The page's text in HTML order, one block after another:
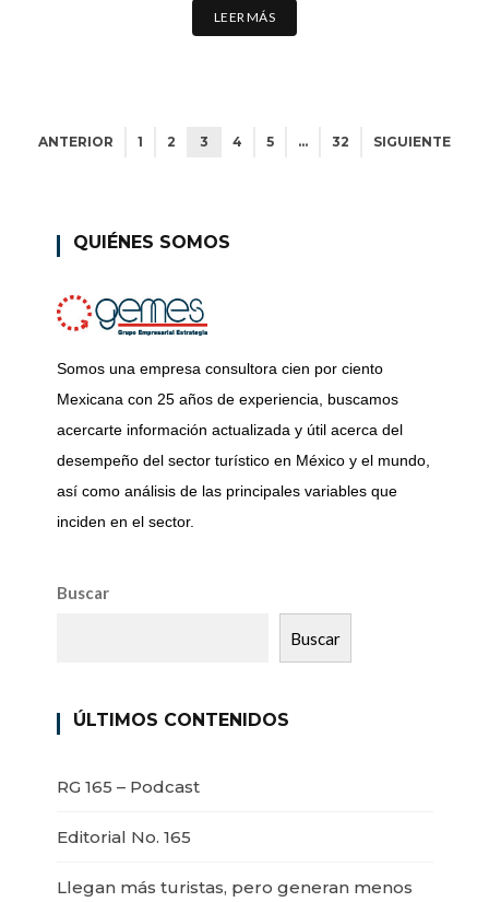
LEER MÁS
ANTERIOR 1 2 3 4 5 … 32 SIGUIENTE
QUIÉNES SOMOS
Somos una empresa consultora cien por ciento
Mexicana con 25 años de experiencia, buscamos
acercarte información actualizada y útil acerca del
desempeño del sector turístico en México y el mundo,
así como análisis de las principales variables que
inciden en el sector.
Buscar
Buscar
ÚLTIMOS CONTENIDOS
RG 165 – Podcast
Editorial No. 165
Llegan más turistas, pero generan menos